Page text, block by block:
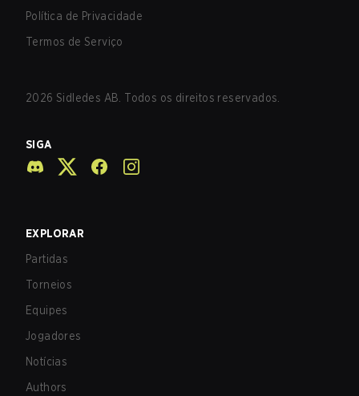
Política de Privacidade
Termos de Serviço
2026 Sidledes AB. Todos os direitos reservados.
SIGA
EXPLORAR
Partidas
Torneios
Equipes
Jogadores
Notícias
Authors